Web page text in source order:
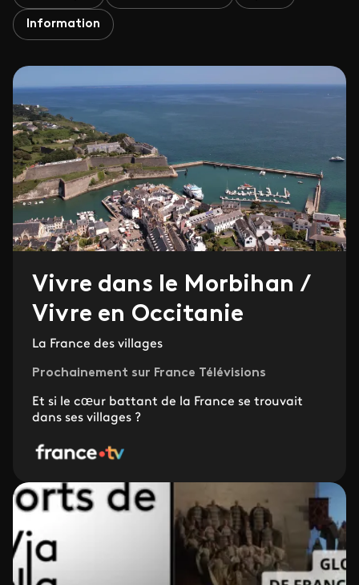
Information
Vivre dans le Morbihan /
Vivre en Occitanie
La France des villages
Prochainement sur France Télévisions
Et si le cœur battant de la France se trouvait
dans ses villages ?